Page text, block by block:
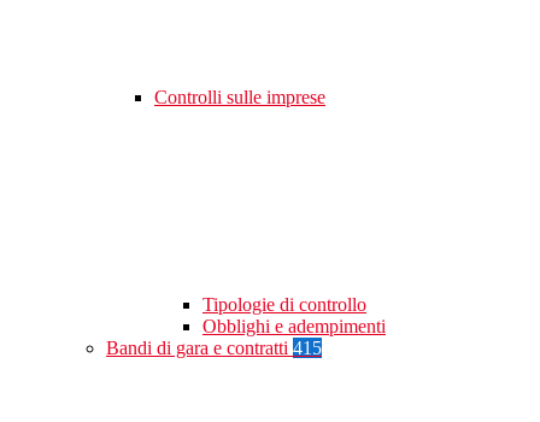
Controlli sulle imprese
Tipologie di controllo
Obblighi e adempimenti
Bandi di gara e contratti 415